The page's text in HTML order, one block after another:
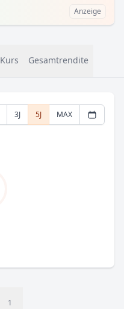
Anzeige
Kurs Gesamtrendite
3J 5J MAX
1